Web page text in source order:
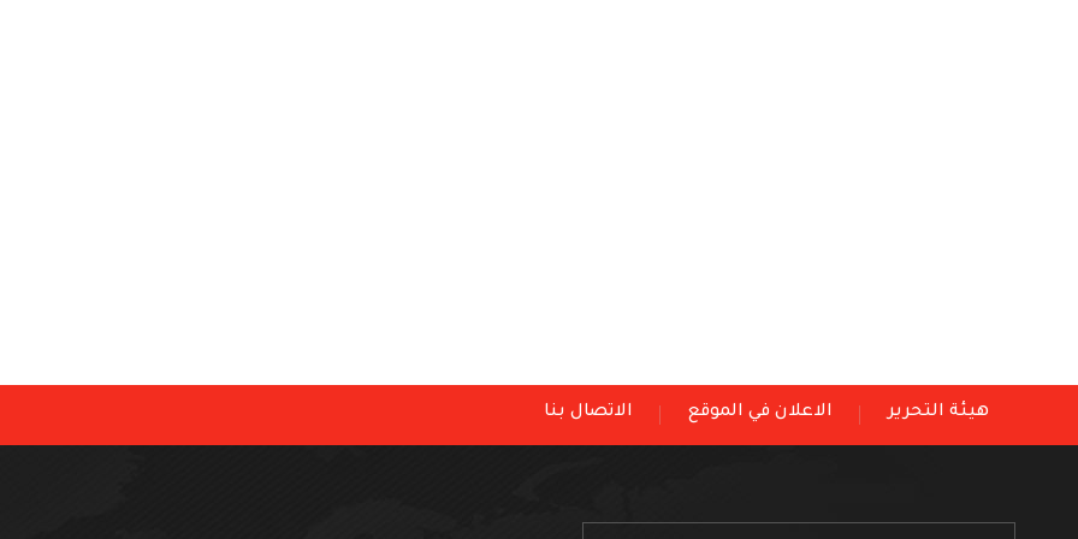
هيئة التحرير الاعلان في الموقع الاتصال بنا